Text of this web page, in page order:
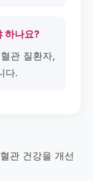
하나요?
관 질환자,
다.
관 건강을 개선